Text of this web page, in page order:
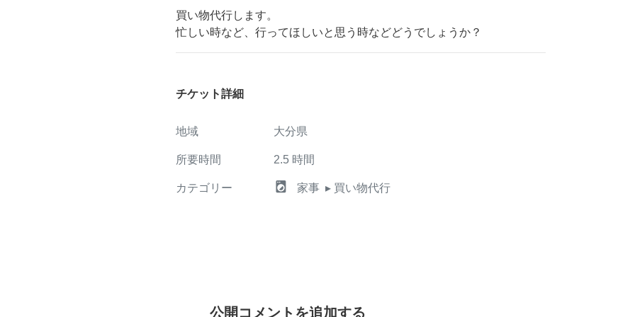
買い物代行します。
忙しい時など、行ってほしいと思う時などどうでしょうか？
チケット詳細
地域 大分県
所要時間 2.5 時間
カテゴリー local_laundry_service 家事 ▸ 買い物代行
公開コメントを追加する